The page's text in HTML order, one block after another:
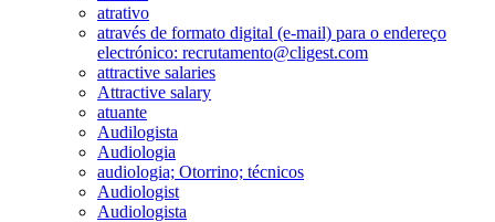
atrativo
através de formato digital (e-mail) para o endereço
electrónico: recrutamento@cligest.com
attractive salaries
Attractive salary
atuante
Audilogista
Audiologia
audiologia; Otorrino; técnicos
Audiologist
Audiologista